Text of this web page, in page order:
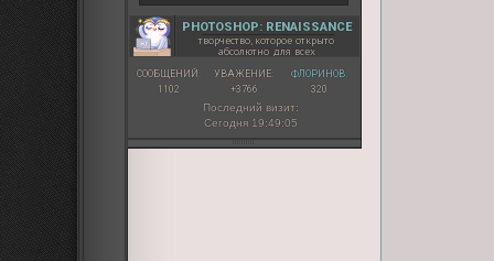
PHOTOSHOP: RENAISSANCE
творчество, которое открыто
абсолютно для всех
СООБЩЕНИЙ:
1102
УВАЖЕНИЕ:
+3766
ФЛОРИНОВ:
320
Последний визит:
Сегодня 19:49:05